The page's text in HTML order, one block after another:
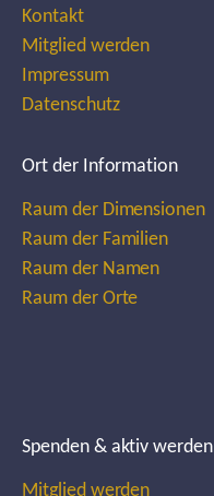
Kontakt
Mitglied werden
Impressum
Datenschutz
Ort der Information
Raum der Dimensionen
Raum der Familien
Raum der Namen
Raum der Orte
Spenden & aktiv werden
Mitglied werden